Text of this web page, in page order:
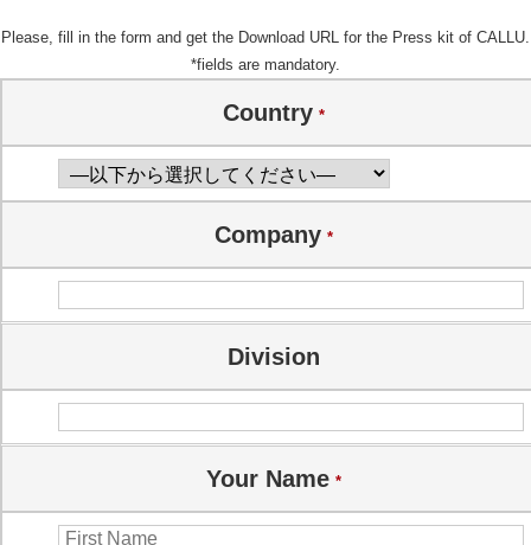
Please, fill in the form and get the Download URL for the Press kit of CALLU.
*fields are mandatory.
Country *
Company *
Division
Your Name *